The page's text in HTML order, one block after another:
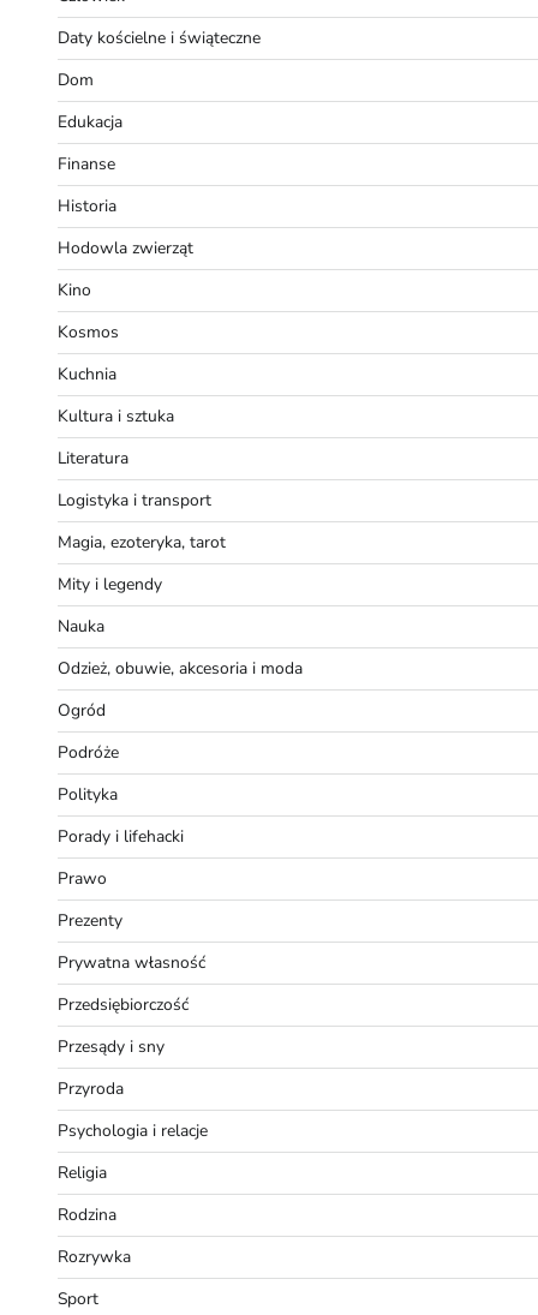
Daty kościelne i świąteczne
Dom
Edukacja
Finanse
Historia
Hodowla zwierząt
Kino
Kosmos
Kuchnia
Kultura i sztuka
Literatura
Logistyka i transport
Magia, ezoteryka, tarot
Mity i legendy
Nauka
Odzież, obuwie, akcesoria i moda
Ogród
Podróże
Polityka
Porady i lifehacki
Prawo
Prezenty
Prywatna własność
Przedsiębiorczość
Przesądy i sny
Przyroda
Psychologia i relacje
Religia
Rodzina
Rozrywka
Sport